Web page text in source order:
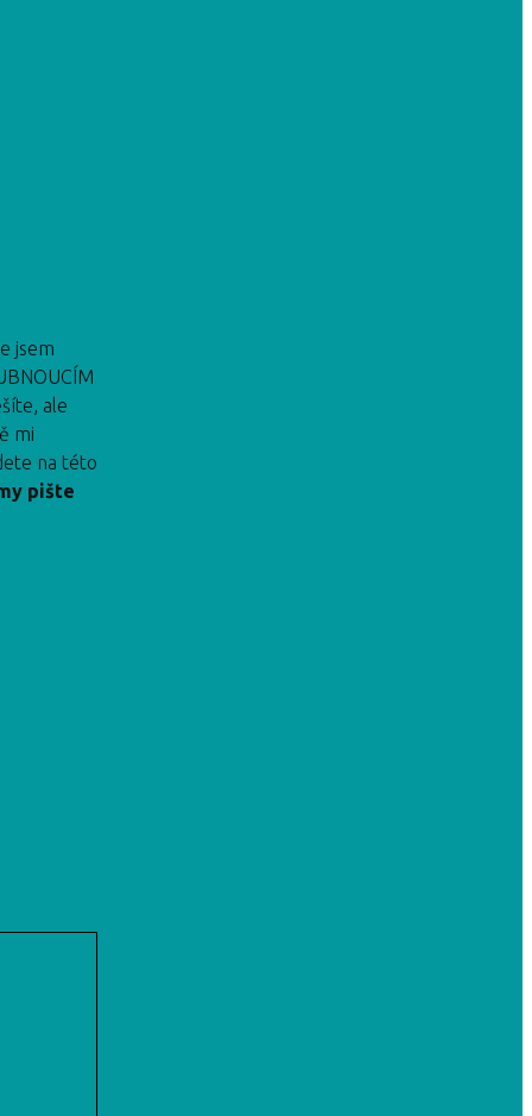
jsem
ale
mi
na této
pište